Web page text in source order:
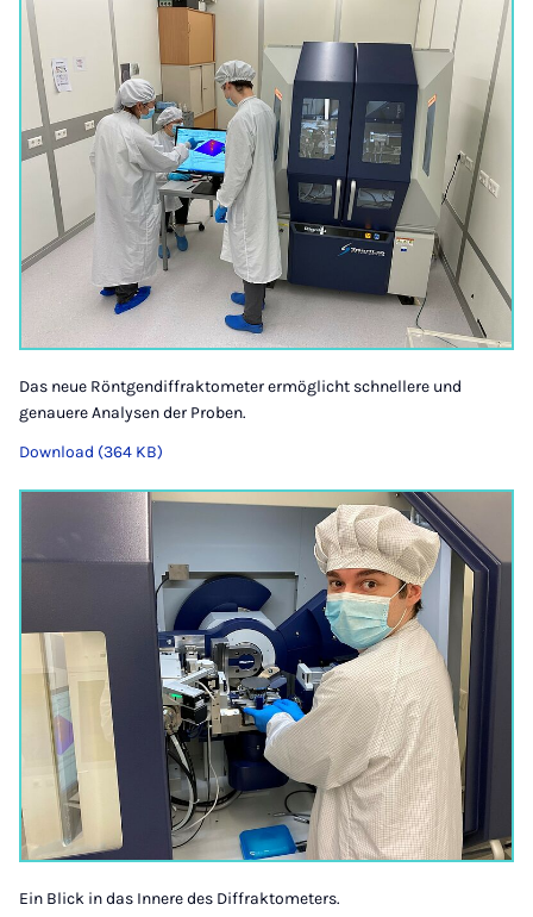
Das neue Röntgendiffraktometer ermöglicht schnellere und
genauere Analysen der Proben.
Download (364 KB)
Ein Blick in das Innere des Diffraktometers.